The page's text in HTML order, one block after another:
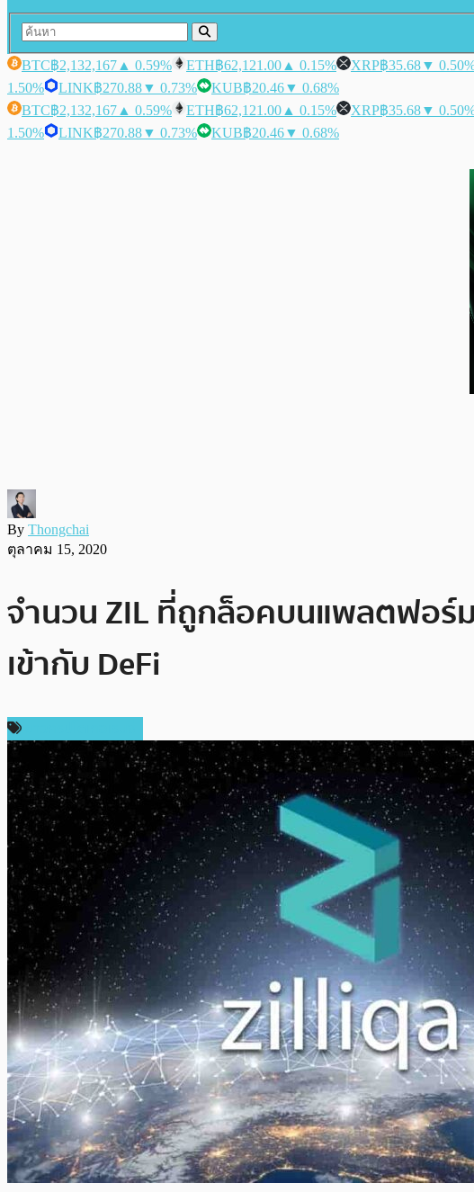
BTC฿2,132,167 ▲ 0.59% ETH฿62,121.00 ▲ 0.15% XRP฿35.68▼
1.50%
LINK฿270.88▼ 0.73% KUB฿20.46▼ 0.68%
BTC฿2,132,167 ▲ 0.59% ETH฿62,121.00 ▲ 0.15% XRP฿35.68▼
1.50%
LINK฿270.88▼ 0.73% KUB฿20.46▼ 0.68%
By Thongchai
ตุลาคม 15, 2020
จำนวน ZIL ที่ถูกล็อคบนแพลตฟอร์
เข้ากับ DeFi